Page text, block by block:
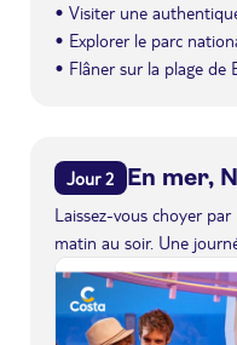
• Visiter une
• Explorer le parc
• Flâner sur la plage de
Jour 2 En mer,
Laissez-vous choyer
matin au soir. Une